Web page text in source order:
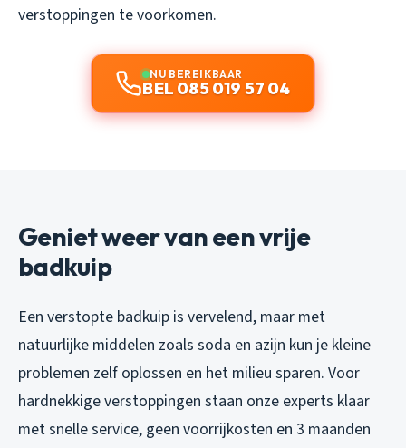
verstoppingen te voorkomen.
NU BEREIKBAAR
BEL 085 019 57 04
Geniet weer van een vrije
badkuip
Een verstopte badkuip is vervelend, maar met
natuurlijke middelen zoals soda en azijn kun je kleine
problemen zelf oplossen en het milieu sparen. Voor
hardnekkige verstoppingen staan onze experts klaar
met snelle service, geen voorrijkosten en 3 maanden